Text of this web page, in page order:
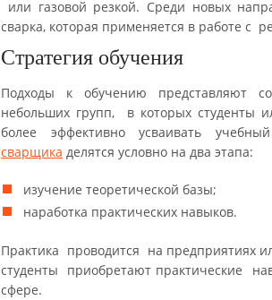
или газовой резкой. Среди новых
сварка, которая применяется в работе с
Стратегия обучения
Подходы к обучению представляют
небольших групп, в которых студенты
более эффективно усваивать
сварщика делятся условно на два этапа:
изучение теоретической базы;
наработка практических навыков.
Практика проводится на предприятиях
студенты приобретают практические
сфере.